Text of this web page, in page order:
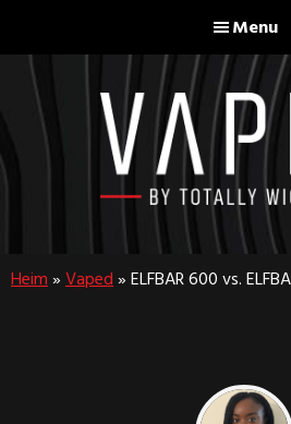
to
main
content
to
footer
Menu
Wicked
Heim » Vaped » ELFBAR 600 vs.